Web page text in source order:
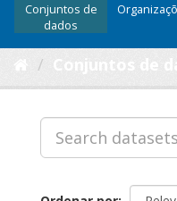
Conjuntos de
dados